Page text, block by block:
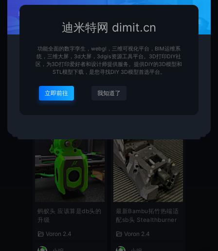
Wristwatch-BMG 挤出
v8且最便宜的方案
Voron 2.4
Dragon Burner v8 工
蚂蚁头 应该算是db头的
升级
Voron 2.4
最新Bambu拓竹热端适
配sb头 Stealthburner
Voron 2.4
迪米特网 dimit.cn
功能全面的数字孪生，webgl，三维可视化平台，BIM运维系
统，三维大屏，3d大屏，3dgis资源工具平台。3D打印DIY社
区，为3D打印爱好者和设计师提供服务。提供DIY的3D模型和
STL模型下载，是您寻找DIY 3D模型首选平台。
立即前往 我知道了